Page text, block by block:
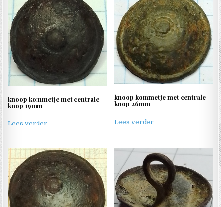
knoop kommetje met centrale
knop 19mm
Lees verder
knoop kommetje met centrale
knop 26mm
Lees verder